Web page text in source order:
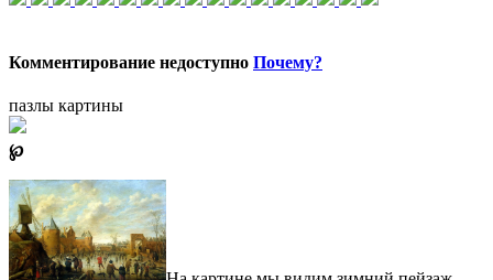
Комментирование недоступно Почему?
пазлы картины
℘